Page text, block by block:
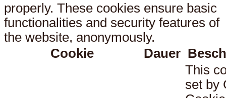
properly. These cookies ensure basic
functionalities and security features of
the website, anonymously.
Cookie
Dauer
This
set by